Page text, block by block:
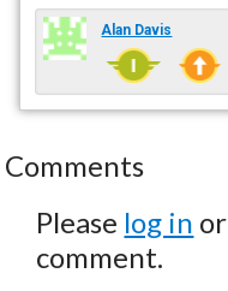
Alan Davis
Comments
Please log in or
comment.